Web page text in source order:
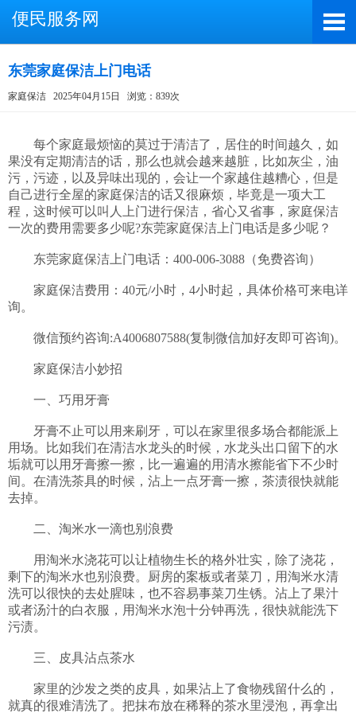
便民服务网
东莞家庭保洁上门电话
家庭保洁 2025年04月15日 浏览：839次
每个家庭最烦恼的莫过于清洁了，居住的时间越久，如
果没有定期清洁的话，那么也就会越来越脏，比如灰尘，油
污，污迹，以及异味出现的，会让一个家越住越糟心，但是
自己进行全屋的家庭保洁的话又很麻烦，毕竟是一项大工
程，这时候可以叫人上门进行保洁，省心又省事，家庭保洁
一次的费用需要多少呢?东莞家庭保洁上门电话是多少呢？
东莞家庭保洁上门电话：400-006-3088（免费咨询）
家庭保洁费用：40元/小时，4小时起，具体价格可来电详
询。
微信预约咨询:A4006807588(复制微信加好友即可咨询)。
家庭保洁小妙招
一、巧用牙膏
牙膏不止可以用来刷牙，可以在家里很多场合都能派上
用场。比如我们在清洁水龙头的时候，水龙头出口留下的水
垢就可以用牙膏擦一擦，比一遍遍的用清水擦能省下不少时
间。在清洗茶具的时候，沾上一点牙膏一擦，茶渍很快就能
去掉。
二、淘米水一滴也别浪费
用淘米水浇花可以让植物生长的格外壮实，除了浇花，
剩下的淘米水也别浪费。厨房的案板或者菜刀，用淘米水清
洗可以很快的去处腥味，也不容易事菜刀生锈。沾上了果汁
或者汤汁的白衣服，用淘米水泡十分钟再洗，很快就能洗下
污渍。
三、皮具沾点茶水
家里的沙发之类的皮具，如果沾上了食物残留什么的，
就真的很难清洗了。把抹布放在稀释的茶水里浸泡，再拿出
微信号：A4000066885
（长按复制微信号，添加好友）
打开微信